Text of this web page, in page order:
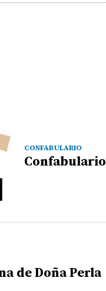
CONFABULARIO
Confabulario
de Doña Perla